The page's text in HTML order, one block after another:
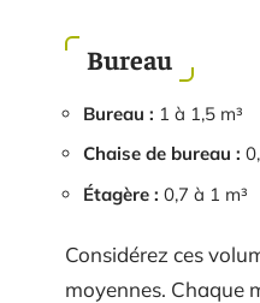
Bureau
Bureau : 1 à 1,5 m³
Chaise de bureau :
Étagère : 0,7 à 1 m³
Considérez ces
moyennes. Chaque